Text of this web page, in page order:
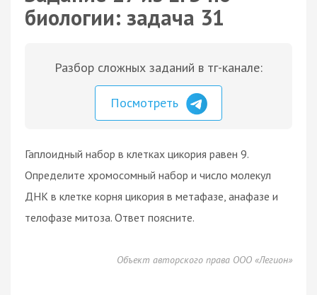
биологии: задача 31
Разбор сложных заданий в тг-канале:
Посмотреть
Гаплоидный набор в клетках цикория равен 9.
Определите хромосомный набор и число молекул
ДНК в клетке корня цикория в метафазе, анафазе и
телофазе митоза. Ответ поясните.
Объект авторского права ООО «Легион»